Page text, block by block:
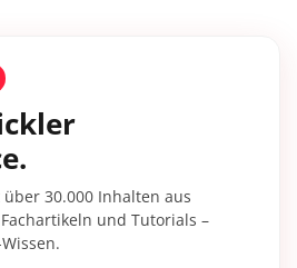
30.000 Inhalten aus
und Tutorials –